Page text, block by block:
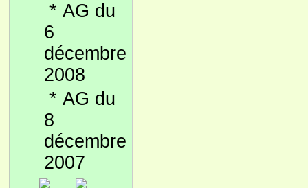
* AG du
6
décembre
2008
* AG du
8
décembre
2007